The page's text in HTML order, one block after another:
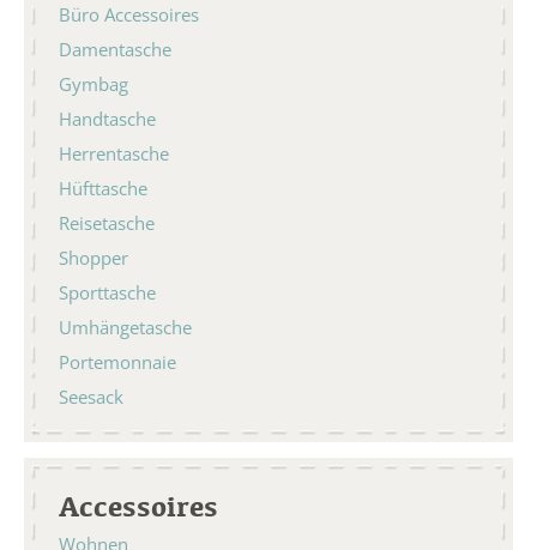
Büro Accessoires
Damentasche
Gymbag
Handtasche
Herrentasche
Hüfttasche
Reisetasche
Shopper
Sporttasche
Umhängetasche
Portemonnaie
Seesack
Accessoires
Wohnen